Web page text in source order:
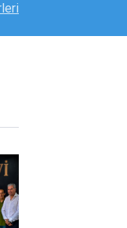
bayrağı köyün